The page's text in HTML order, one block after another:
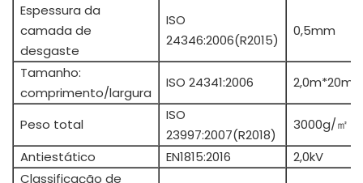
Espessura da
camada de
desgaste
ISO
24346:2006(R2015)
0,5mm
Tamanho:
comprimento/largura
ISO 24341:2006 2,0m*20m
Peso total
ISO
23997:2007(R2018)
3000g/㎡
Antiestático
EN1815:2016
2,0kV
Classificação de